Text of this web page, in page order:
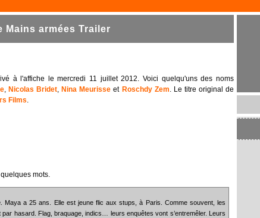
Mains armées Trailer
à l'affiche le mercredi 11 juillet 2012. Voici quelqu'uns des noms
, Nicolas Bridet, Nina Meurisse et Roschdy Zem. Le titre original de
Films.
mots.
a 25 ans. Elle est jeune flic aux stups, à Paris. Comme souvent, les
hasard. Flag, braquage, indics… leurs enquêtes vont s’entremêler. Leurs